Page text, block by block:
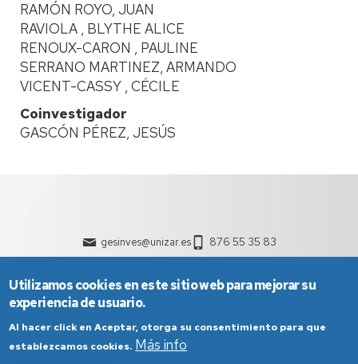
RAMÓN ROYO, JUAN
RAVIOLA , BLYTHE ALICE
RENOUX-CARON , PAULINE
SERRANO MARTINEZ, ARMANDO
VICENT-CASSY , CÉCILE
Coinvestigador
GASCÓN PÉREZ, JESÚS
gesinves@unizar.es 876 55 35 83
Utilizamos cookies en este sitio web para mejorar su
experiencia de usuario.
Al hacer click en Aceptar, otorga su consentimiento para que
establezcamos cookies. Más info